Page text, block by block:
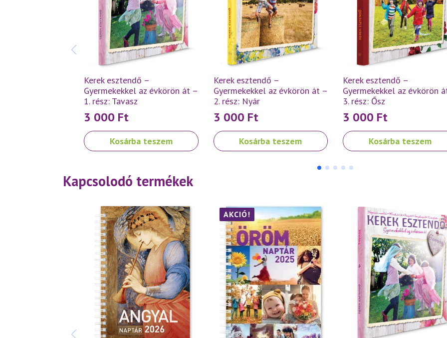
Kerek esztendő –
Gyermekekkel az évkörön át –
1. rész: Tavasz
3 000 Ft
Kosárba teszem
Kerek esztendő –
Gyermekekkel az évkörön át –
2. rész: Nyár
3 000 Ft
Kosárba teszem
Kerek esztendő –
Gyermekekkel az évkörön
3. rész: Ősz
3 000 Ft
Kosárba teszem
Kapcsolodó termékek
AKCIÓ!